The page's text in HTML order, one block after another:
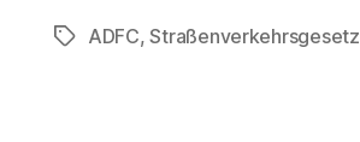
Schlagwörter
ADFC,Straßenverkehrsgesetz